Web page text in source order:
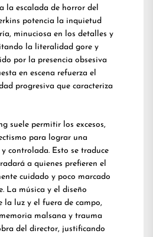
la escalada de horror del
potencia la inquietud
minuciosa en los detalles y
la literalidad gore y
por la presencia obsesiva
en escena refuerza el
progresiva que caracteriza
suele permitir los excesos,
para lograr una
controlada. Esto se traduce
a quienes prefieren el
cuidado y poco marcado
La música y el diseño
la luz y el fuera de campo,
malsana y trauma
del director, justificando